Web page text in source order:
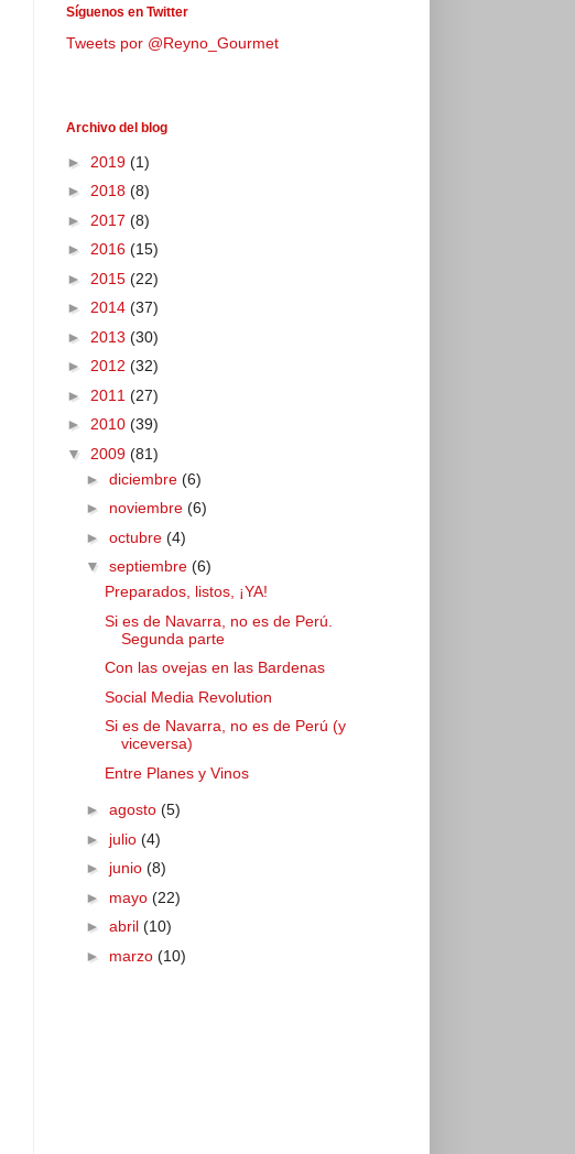
Síguenos en Twitter
Tweets por @Reyno_Gourmet
Archivo del blog
► 2019 (1)
► 2018 (8)
► 2017 (8)
► 2016 (15)
► 2015 (22)
► 2014 (37)
► 2013 (30)
► 2012 (32)
► 2011 (27)
► 2010 (39)
▼ 2009 (81)
► diciembre (6)
► noviembre (6)
► octubre (4)
▼ septiembre (6)
Preparados, listos, ¡YA!
Si es de Navarra, no es de Perú.
Segunda parte
Con las ovejas en las Bardenas
Social Media Revolution
Si es de Navarra, no es de Perú (y
viceversa)
Entre Planes y Vinos
► agosto (5)
► julio (4)
► junio (8)
► mayo (22)
► abril (10)
► marzo (10)